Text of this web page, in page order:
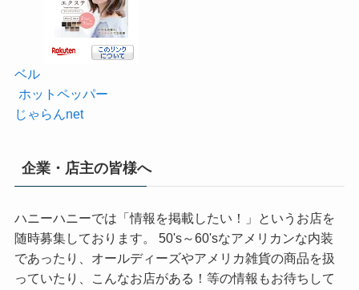
ベル
ホットペッパー
じゃらんnet
企業・店主の皆様へ
ハニーハニーでは「情報を掲載したい！」というお店を
随時募集しております。 50's～60'sなアメリカンな内装
であったり、オールディーズやアメリカ雑貨の商品を扱
っていたり、こんなお店がある！等の情報もお待ちして